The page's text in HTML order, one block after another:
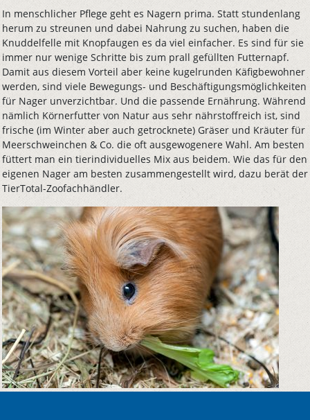
In menschlicher Pflege geht es Nagern prima. Statt stundenlang
herum zu streunen und dabei Nahrung zu suchen, haben die
Knuddelfelle mit Knopfaugen es da viel einfacher. Es sind für sie
immer nur wenige Schritte bis zum prall gefüllten Futternapf.
Damit aus diesem Vorteil aber keine kugelrunden Käfigbewohner
werden, sind viele Bewegungs- und Beschäftigungsmöglichkeiten
für Nager unverzichtbar. Und die passende Ernährung. Während
nämlich Körnerfutter von Natur aus sehr nährstoffreich ist, sind
frische (im Winter aber auch getrocknete) Gräser und Kräuter für
Meerschweinchen & Co. die oft ausgewogenere Wahl. Am besten
füttert man ein tierindividuelles Mix aus beidem. Wie das für den
eigenen Nager am besten zusammengestellt wird, dazu berät der
TierTotal-Zoofachhändler.